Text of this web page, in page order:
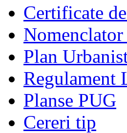
Certificate
Nomenclator
Plan
Regulament
Planse PUG
Cereri tip